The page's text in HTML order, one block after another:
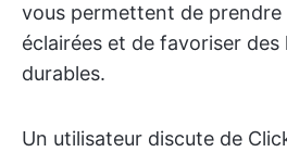
vous permettent de prendre
éclairées et de favoriser
durables.
Un utilisateur discute de